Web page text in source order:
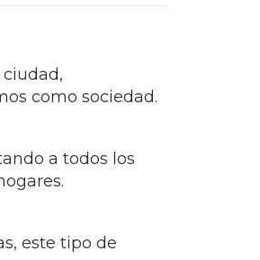
como sociedad.
a todos los
este tipo de